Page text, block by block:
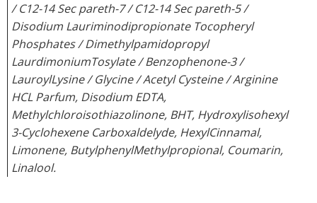
/ C12-14 Sec pareth-7 / C12-14 Sec pareth-5 /
Disodium Lauriminodipropionate Tocopheryl
Phosphates / Dimethylpamidopropyl
LaurdimoniumTosylate / Benzophenone-3 /
LauroylLysine / Glycine / Acetyl Cysteine / Arginine
HCL Parfum, Disodium EDTA,
Methylchloroisothiazolinone, BHT, Hydroxylisohexyl
3-Cyclohexene Carboxaldelyde, HexylCinnamal,
Limonene, ButylphenylMethylpropional, Coumarin,
Linalool.